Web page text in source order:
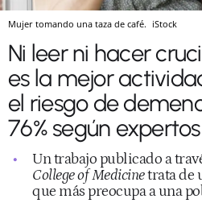
Mujer tomando una taza de café. iStock
Ni leer ni hacer
es la mejor
el riesgo de
76% según expertos
Un trabajo publicado a
College of Medicinetrata de
que más preocupa a una